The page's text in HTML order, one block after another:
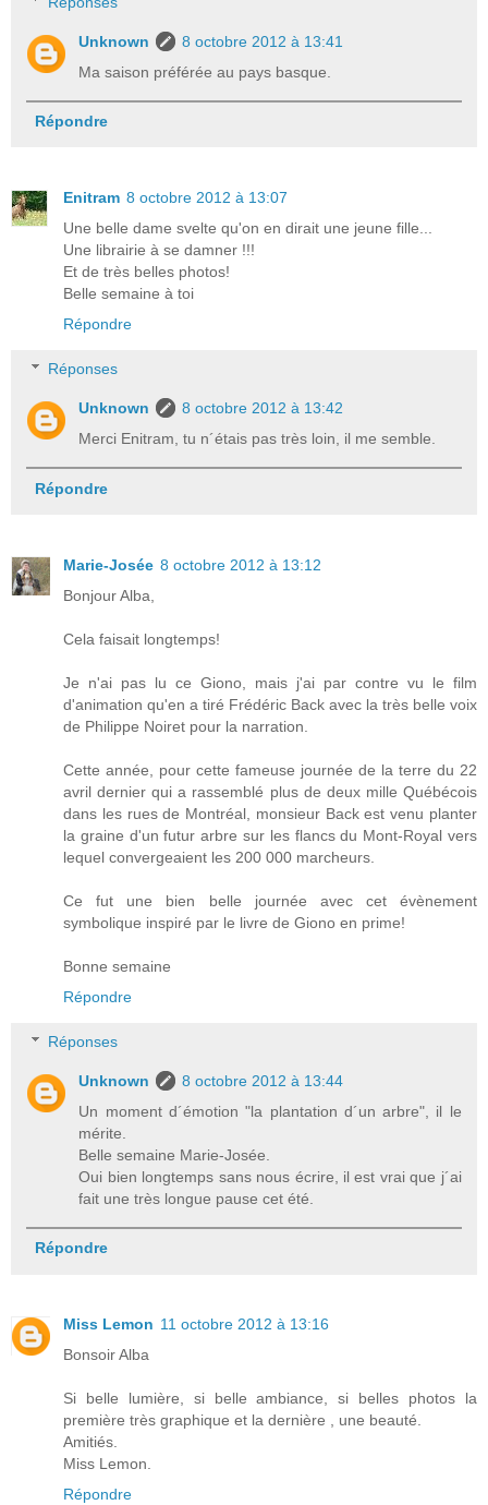
Unknown
8 octobre 2012 à 13:41
Ma saison préférée au pays basque.
Répondre
Enitram 8 octobre 2012 à 13:07
Une belle dame svelte qu'on en dirait une jeune fille...
Une librairie à se damner !!!
Et de très belles photos!
Belle semaine à toi
Répondre
Réponses
Unknown
8 octobre 2012 à 13:42
Merci Enitram, tu n´étais pas très loin, il me semble.
Répondre
Marie-Josée 8 octobre 2012 à 13:12
Bonjour Alba,
Cela faisait longtemps!
Je n'ai pas lu ce Giono, mais j'ai par contre vu le film
d'animation qu'en a tiré Frédéric Back avec la très belle voix
de Philippe Noiret pour la narration.
Cette année, pour cette fameuse journée de la terre du 22
avril dernier qui a rassemblé plus de deux mille Québécois
dans les rues de Montréal, monsieur Back est venu planter
la graine d'un futur arbre sur les flancs du Mont-Royal vers
lequel convergeaient les 200 000 marcheurs.
Ce fut une bien belle journée avec cet évènement
symbolique inspiré par le livre de Giono en prime!
Bonne semaine
Répondre
Réponses
Unknown
8 octobre 2012 à 13:44
Un moment d´émotion "la plantation d´un arbre", il le
mérite.
Belle semaine Marie-Josée.
Oui bien longtemps sans nous écrire, il est vrai que j´ai
fait une très longue pause cet été.
Répondre
Miss Lemon 11 octobre 2012 à 13:16
Bonsoir Alba
Si belle lumière, si belle ambiance, si belles photos la
première très graphique et la dernière , une beauté.
Amitiés.
Miss Lemon.
Répondre